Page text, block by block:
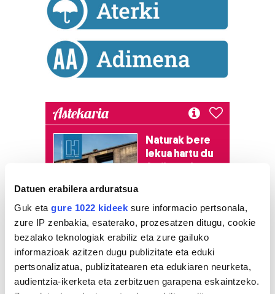
Datuen erabilera arduratsua
Guk eta gure 1022 kideek sure informacio pertsonala,
zure IP zenbakia, esaterako, prozesatzen ditugu, cookie
bezalako teknologiak erabiliz eta zure gailuko
informazioak azitzen dugu publizitate eta eduki
pertsonalizatua, publizitatearen eta edukiaren neurketa,
audientzia-ikerketa eta zerbitzuen garapena eskaintzeko.
Astekaria
Naturak bere
lekua hartu du
Artikutzako
HARTU HITZA
Azken egunetako irakurrienak